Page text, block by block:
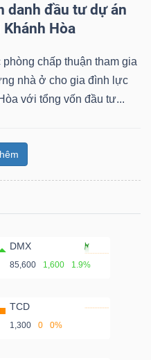
danh đầu tư dự án
Hòa
chấp thuận tham gia
nhà ở cho gia đình lực
với tổng vốn đầu tư...
DMX
85,600 1,600 1.9%
TCD
1,300 0 0%